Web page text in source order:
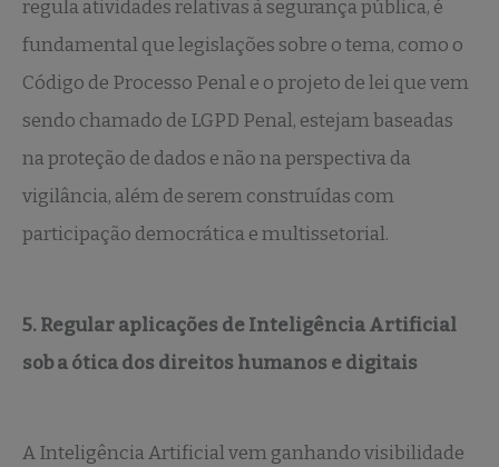
regula atividades relativas à segurança pública, é
fundamental que legislações sobre o tema, como o
Código de Processo Penal e o projeto de lei que vem
sendo chamado de LGPD Penal, estejam baseadas
na proteção de dados e não na perspectiva da
vigilância, além de serem construídas com
participação democrática e multissetorial.
5. Regular aplicações de Inteligência Artificial
sob a ótica dos direitos humanos e digitais
A Inteligência Artificial vem ganhando visibilidade